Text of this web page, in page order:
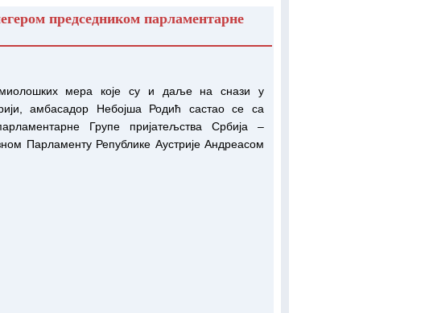
председником парламентарне
мера које су и даље на снази у
амбасадор Небојша Родић састао се са
Групе пријатељства Србија –
Парламенту Републике Аустрије Андреасом